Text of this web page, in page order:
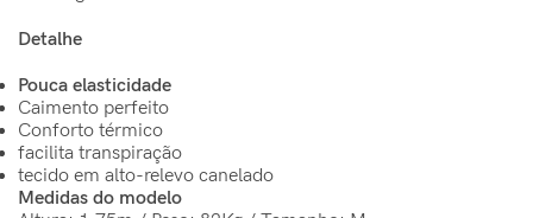
Detalhe
Pouca elasticidade
Caimento perfeito
Conforto térmico
facilita transpiração
tecido em alto-relevo canelado
Medidas do modelo